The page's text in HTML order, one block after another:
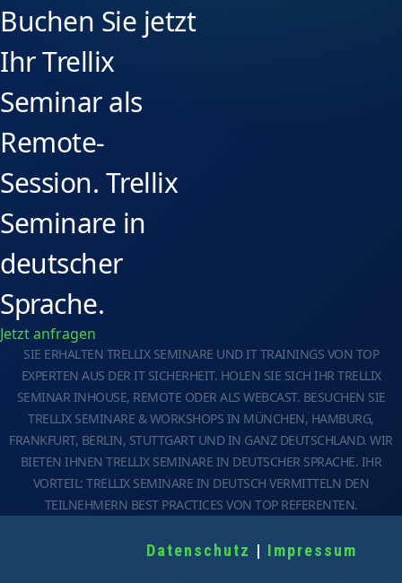
Buchen Sie jetzt
Ihr Trellix
Seminar als
Remote-
Session. Trellix
Seminare in
deutscher
Sprache.
Jetzt anfragen
SIE ERHALTEN TRELLIX SEMINARE UND IT TRAININGS VON TOP
EXPERTEN AUS DER IT SICHERHEIT. HOLEN SIE SICH IHR TRELLIX
SEMINAR INHOUSE, REMOTE ODER ALS WEBCAST. BESUCHEN SIE
TRELLIX SEMINARE & WORKSHOPS IN MÜNCHEN, HAMBURG,
FRANKFURT, BERLIN, STUTTGART UND IN GANZ DEUTSCHLAND. WIR
BIETEN IHNEN TRELLIX SEMINARE IN DEUTSCHER SPRACHE. IHR
VORTEIL: TRELLIX SEMINARE IN DEUTSCH VERMITTELN DEN
TEILNEHMERN BEST PRACTICES VON TOP REFERENTEN.
Datenschutz | Impressum